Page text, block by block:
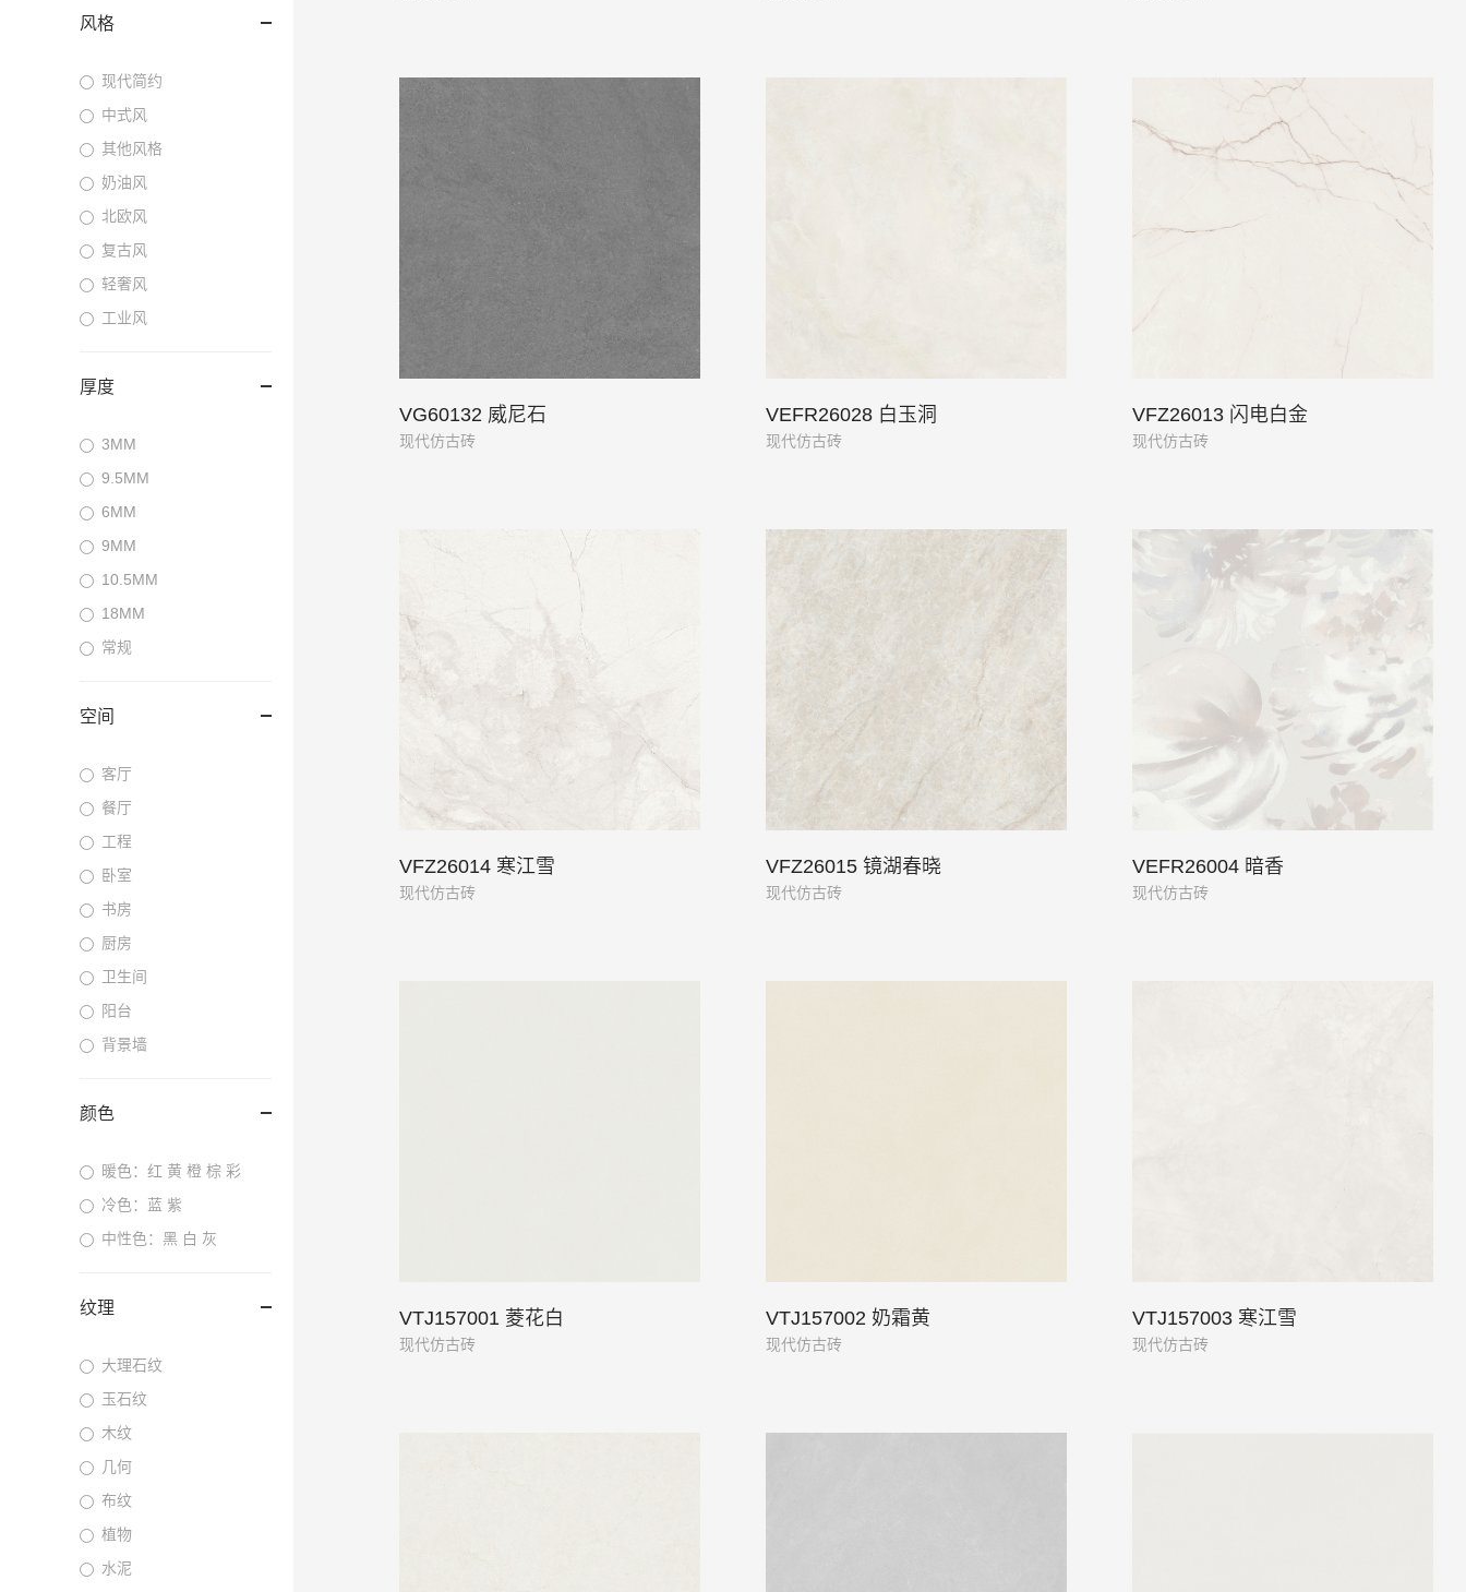
VG60132 威尼石
现代仿古砖
VEFR26028 白玉洞
现代仿古砖
VFZ26013 闪电白金
现代仿古砖
VFZ26014 寒江雪
现代仿古砖
VFZ26015 镜湖春晓
现代仿古砖
VEFR26004 暗香
现代仿古砖
VTJ157001 菱花白
现代仿古砖
VTJ157002 奶霜黄
现代仿古砖
VTJ157003 寒江雪
现代仿古砖
风格
现代简约
中式风
其他风格
奶油风
北欧风
复古风
轻奢风
工业风
厚度
3MM
9.5MM
6MM
9MM
10.5MM
18MM
常规
空间
客厅
餐厅
工程
卧室
书房
厨房
卫生间
阳台
背景墙
颜色
暖色：红 黄 橙 棕 彩
冷色：蓝 紫
中性色：黑 白 灰
纹理
大理石纹
玉石纹
木纹
几何
布纹
植物
水泥